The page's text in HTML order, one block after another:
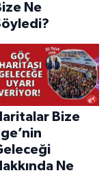
Ne
Bize
Ne